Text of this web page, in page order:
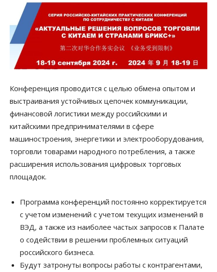
Конференция проводится с целью обмена опытом и
выстраивания устойчивых цепочек коммуникации,
финансовой логистики между российскими и
китайскими предпринимателями в сфере
машиностроения, энергетики и электрооборудования,
торговли товарами народного потребления, а также
расширения использования цифровых торговых
площадок.
Программа конференций постоянно корректируется
с учетом изменений с учетом текущих изменений в
ВЭД, а также из наиболее частых запросов к Палате
о содействии в решении проблемных ситуаций
российского бизнеса.
Будут затронуты вопросы работы с контрагентами,